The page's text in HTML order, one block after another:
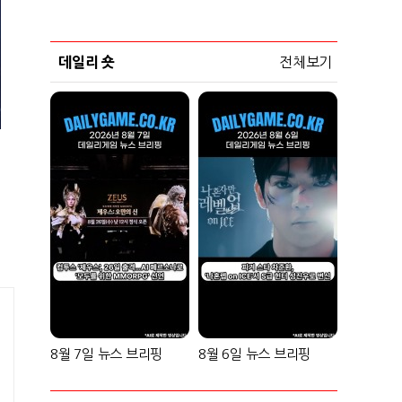
데일리 숏 전체보기
8월 7일 뉴스 브리핑 8월 6일 뉴스 브리핑